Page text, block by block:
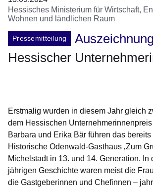
Hessisches Ministerium für Wirtschaft,
Wohnen und ländlichen Raum
Pressemitteilung
Auszeichnung
Hessischer
Erstmalig wurden in diesem Jahr gleich
dem Hessischen
Barbara und Erika Bär führen das
Historische Odenwald-Gasthaus ‚Zum
Michelstadt in 13. und 14. Generation. In
jährigen Geschichte waren meist die
die Gastgeberinnen und Chefinnen –